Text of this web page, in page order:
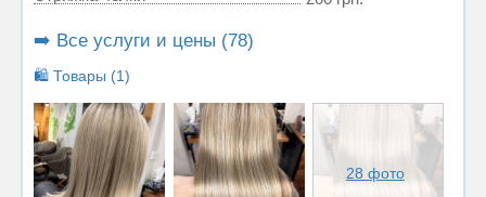
➡️ Все услуги и цены (78)
🛍️ Товары (1)
28 фото